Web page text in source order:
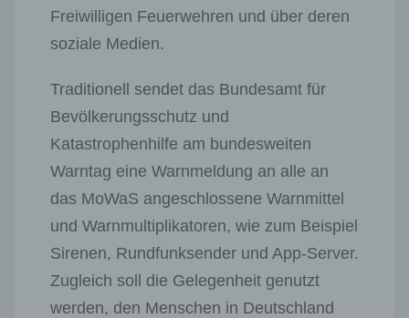
Freiwilligen Feuerwehren und über deren
soziale Medien.
Traditionell sendet das Bundesamt für
Bevölkerungsschutz und
Katastrophenhilfe am bundesweiten
Warntag eine Warnmeldung an alle an
das MoWaS angeschlossene Warnmittel
und Warnmultiplikatoren, wie zum Beispiel
Sirenen, Rundfunksender und App-Server.
Zugleich soll die Gelegenheit genutzt
werden, den Menschen in Deutschland